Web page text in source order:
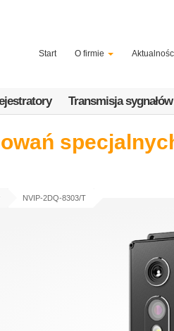
Start
O firmie
Transmisja sygnałów
NVIP-2DQ-8303/T